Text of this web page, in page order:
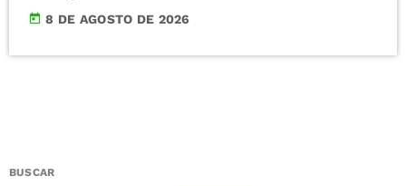
today 8 DE AGOSTO DE 2026
BUSCAR